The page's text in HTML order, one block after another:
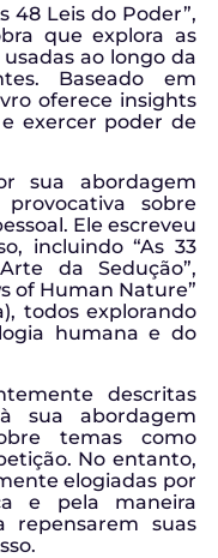
48 Leis do Poder”,
que explora as
ao longo da
Baseado em
oferece insights
exercer poder de
sua abordagem
sobre
Ele escreveu
incluindo “As 33
da Sedução”,
of Human Nature”
todos explorando
humana e do
descritas
sua abordagem
temas como
No entanto,
elogiadas por
e pela maneira
repensarem suas